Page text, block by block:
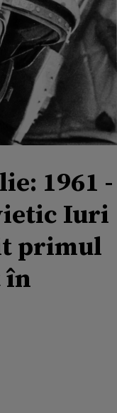
1961 -
Iuri
primul
în